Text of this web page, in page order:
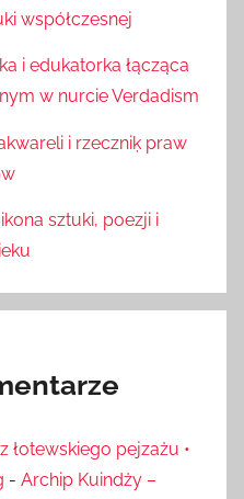
współczesnej
i edukatorka łącząca
w nurcie Verdadism
i rzeczniķ praw
sztuki, poezji i
łotewskiego pejzażu •
- Archip Kuindży –